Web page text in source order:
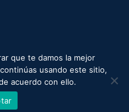
que te damos la mejor
usando este sitio,
acuerdo con ello.